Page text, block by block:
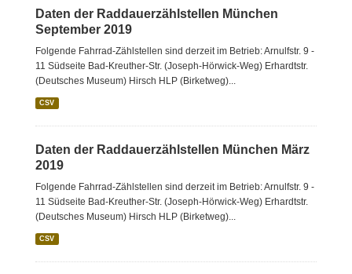
Daten der Raddauerzählstellen München
September 2019
Folgende Fahrrad-Zählstellen sind derzeit im Betrieb: Arnulfstr. 9 -
11 Südseite Bad-Kreuther-Str. (Joseph-Hörwick-Weg) Erhardtstr.
(Deutsches Museum) Hirsch HLP (Birketweg)...
CSV
Daten der Raddauerzählstellen München März
2019
Folgende Fahrrad-Zählstellen sind derzeit im Betrieb: Arnulfstr. 9 -
11 Südseite Bad-Kreuther-Str. (Joseph-Hörwick-Weg) Erhardtstr.
(Deutsches Museum) Hirsch HLP (Birketweg)...
CSV